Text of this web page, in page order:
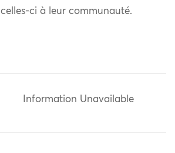
ci à leur communauté.
Information Unavailable